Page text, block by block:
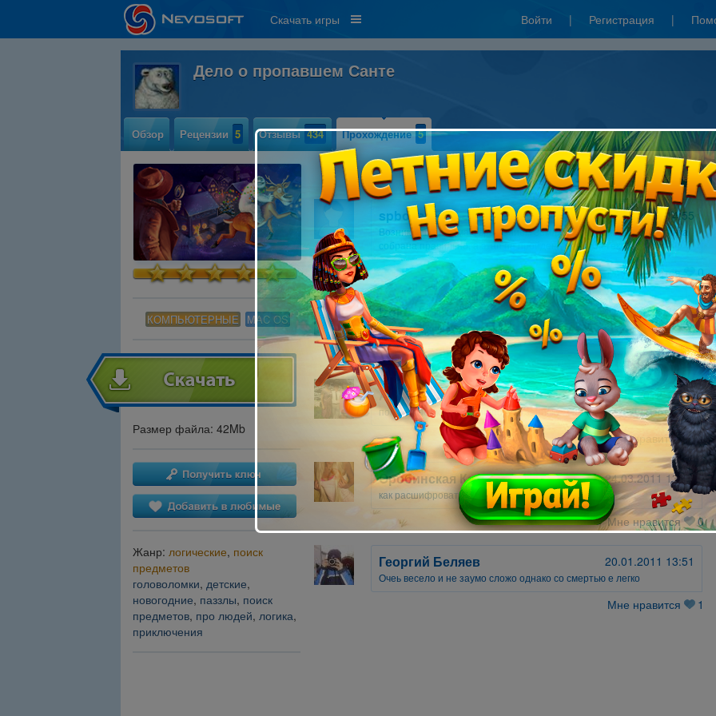
Скачать игры Войти | Регистрация |
Дело о пропавшем Санте
Обзор Рецензии 5 Отзывы 434 Прохождение 5
КОМПЬЮТЕРНЫЕ MAC OS
Размер файла: 42Mb
Жанр: логические, поиск
предметов
головоломки, детские,
новогодние, паззлы, поиск
предметов, про людей, логика,
приключения
Написать прохождение
spbovs 07.01.2017 14:55
Возникла проблема с вращением Земли. Чисто зрительно картинка
собрана правильно, а этап не пройден - время истекло.
Мне нравится 0
Izolda Schwarz 04.01.2015 20:21
краски помогут смерти
Мне нравится 0
Артём-Лучший Тритенко 27.09.2012 10:54
помгите не могу расшифровать записку ... потом помгиут смерти
Мне нравится 0
Оробинская Карина 24.03.2011 13:26
как расшифровать записку?
Мне нравится 0
Георгий Беляев 20.01.2011 13:51
Очеь весело и не заумо сложо однако со смертью е легко
Мне нравится 1